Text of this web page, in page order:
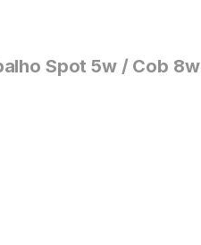
Spot 5w / Cob 8w